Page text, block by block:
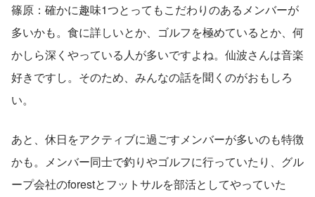
篠原：確かに趣味1つとってもこだわりのあるメンバーが
多いかも。食に詳しいとか、ゴルフを極めているとか、何
かしら深くやっている人が多いですよね。仙波さんは音楽
好きですし。そのため、みんなの話を聞くのがおもしろ
い。
あと、休日をアクティブに過ごすメンバーが多いのも特徴
かも。メンバー同士で釣りやゴルフに行っていたり、グル
ープ会社のforestとフットサルを部活としてやっていた